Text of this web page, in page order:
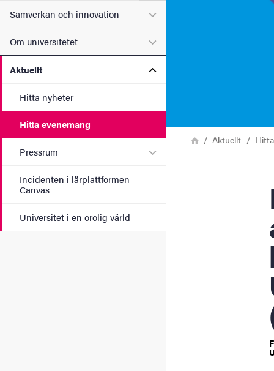
Samverkan och innovation Undermeny för
Om universitetet Undermeny för Om
Aktuellt Undermeny för Aktuellt
Hitta nyheter
Hitta evenemang
Pressrum Undermeny för Pressrum
Incidenten i lärplattformen
Canvas
Universitet i en orolig värld
LänkstigHemAktuellt